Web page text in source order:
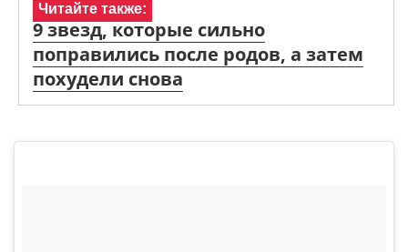
Читайте также:
9 звезд, которые сильно
поправились после родов, а затем
похудели снова